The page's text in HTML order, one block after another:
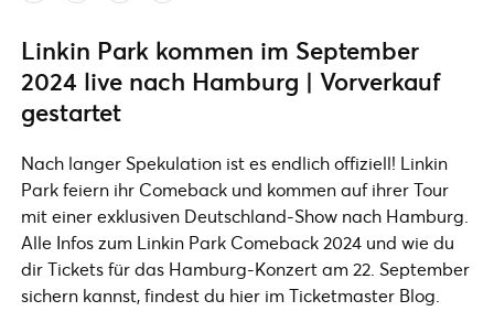
Linkin Park kommen im September
2024 live nach Hamburg | Vorverkauf
gestartet
Nach langer Spekulation ist es endlich offiziell! Linkin
Park feiern ihr Comeback und kommen auf ihrer Tour
mit einer exklusiven Deutschland-Show nach Hamburg.
Alle Infos zum Linkin Park Comeback 2024 und wie du
dir Tickets für das Hamburg-Konzert am 22. September
sichern kannst, findest du hier im Ticketmaster Blog.